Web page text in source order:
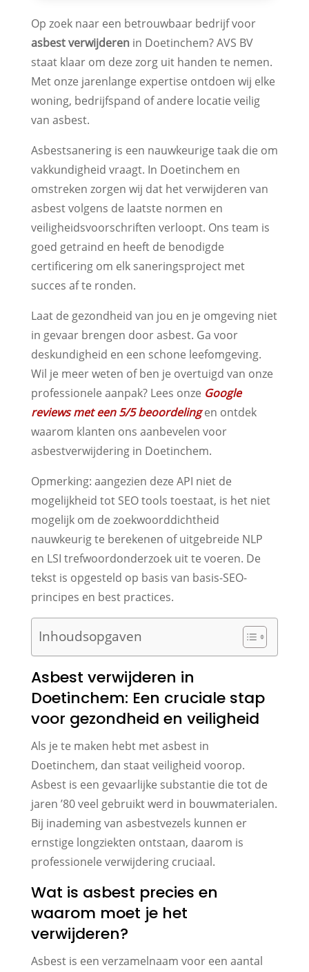
Op zoek naar een betrouwbaar bedrijf voor
asbest verwijderenin Doetinchem? AVS BV
staat klaar om deze zorg uit handen te nemen.
Met onze jarenlange expertise ontdoen wij elke
woning, bedrijfspand of andere locatie veilig
van asbest.
Asbestsanering is een nauwkeurige taak die om
vakkundigheid vraagt. In Doetinchem en
omstreken zorgen wij dat het verwijderen van
asbest volgens de laatste normen en
veiligheidsvoorschriften verloopt. Ons team is
goed getraind en heeft de benodigde
certificering om elk saneringsproject met
succes af te ronden.
Laat de gezondheid van jou en je omgeving niet
in gevaar brengen door asbest. Ga voor
deskundigheid en een schone leefomgeving.
Wil je meer weten of ben je overtuigd van onze
professionele aanpak? Lees onze Google
reviews met een 5/5 beoordelingen ontdek
waarom klanten ons aanbevelen voor
asbestverwijdering in Doetinchem.
Opmerking: aangezien deze API niet de
mogelijkheid tot SEO tools toestaat, is het niet
mogelijk om de zoekwoorddichtheid
nauwkeurig te berekenen of uitgebreide NLP
en LSI trefwoordonderzoek uit te voeren. De
tekst is opgesteld op basis van basis-SEO-
principes en best practices.
Inhoudsopgaven
Asbest verwijderen in
Doetinchem: Een cruciale stap
voor gezondheid en veiligheid
Als je te maken hebt met asbest in
Doetinchem, dan staat veiligheid voorop.
Asbest is een gevaarlijke substantie die tot de
jaren ’80 veel gebruikt werd in bouwmaterialen.
Bij inademing van asbestvezels kunnen er
ernstige longziekten ontstaan, daarom is
professionele verwijdering cruciaal.
Wat is asbest precies en
waarom moet je het
verwijderen?
Asbest is een verzamelnaam voor een aantal